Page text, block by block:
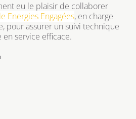
eu le plaisir de collaborer
Energies Engagées, en charge
pour assurer un suivi technique
service efficace.